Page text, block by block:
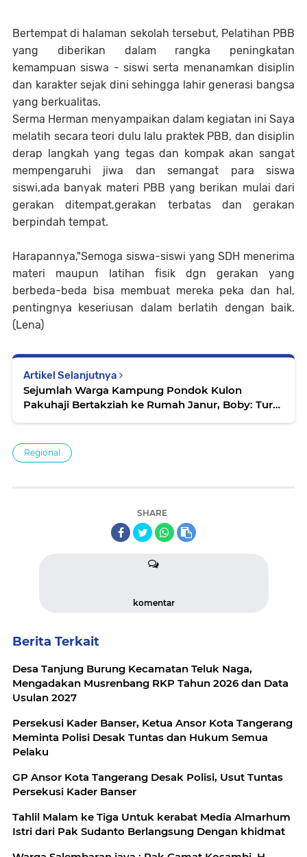
Bertempat di halaman sekolah tersebut, Pelatihan PBB
yang diberikan dalam rangka peningkatan
kemampuan siswa - siswi serta menanamkan disiplin
dan karakter sejak dini sehingga lahir generasi bangsa
yang berkualitas.
Serma Herman menyampaikan dalam kegiatan ini Saya
melatih secara teori dulu lalu praktek PBB, dan disiplin
derap langkah yang tegas dan kompak akan sangat
mempengaruhi jiwa dan semangat para siswa
siswi,ada banyak materi PBB yang berikan mulai dari
gerakan ditempat,gerakan terbatas dan gerakan
berpindah tempat.
Harapannya,"Semoga siswa-siswi yang SDH menerima
materi maupun latihan fisik dgn gerakan yang
berbeda-beda bisa membuat mereka peka dan hal,
pentingnya keseriusan dalam berlatih dengan baik.
(Lena)
Artikel Selanjutnya
Sejumlah Warga Kampung Pondok Kulon
Pakuhaji Bertakziah ke Rumah Janur, Boby: Turut
Regional
SHARE
komentar
Berita Terkait
Desa Tanjung Burung Kecamatan Teluk Naga,
Mengadakan Musrenbang RKP Tahun 2026 dan Data
Usulan 2027
Persekusi Kader Banser, Ketua Ansor Kota Tangerang
Meminta Polisi Desak Tuntas dan Hukum Semua
Pelaku
GP Ansor Kota Tangerang Desak Polisi, Usut Tuntas
Persekusi Kader Banser
Tahlil Malam ke Tiga Untuk kerabat Media Almarhum
Istri dari Pak Sudanto Berlangsung Dengan khidmat